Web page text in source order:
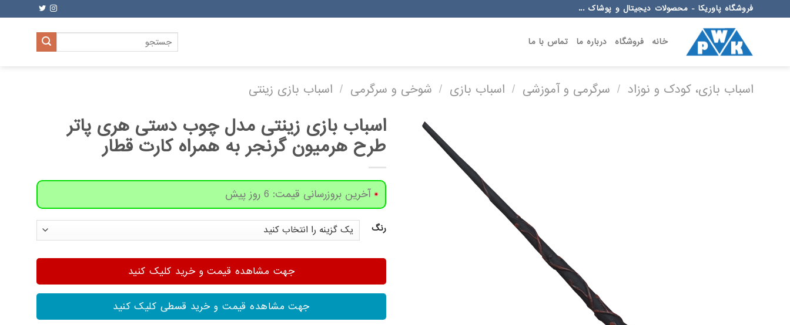
to
فروشگاه پاوریکا - محصولات دیجیتال و پوشاک ...
خانه فروشگاه درباره ما تماس با ما
جستجو
برای:
اسباب بازی، کودک و نوزاد / سرگرمی و آموزشی / اسباب بازی / شوخی و سرگرمی / اسباب بازی زینتی
اسباب بازی زینتی مدل چوب دستی هری پاتر
طرح هرمیون گرنجر به همراه کارت قطار
آخرین بروزرسانی قیمت: 6 روز پیش
رنگ
جهت مشاهده قیمت و خرید کلیک کنید
جهت مشاهده قیمت و خرید قسطی کلیک کنید